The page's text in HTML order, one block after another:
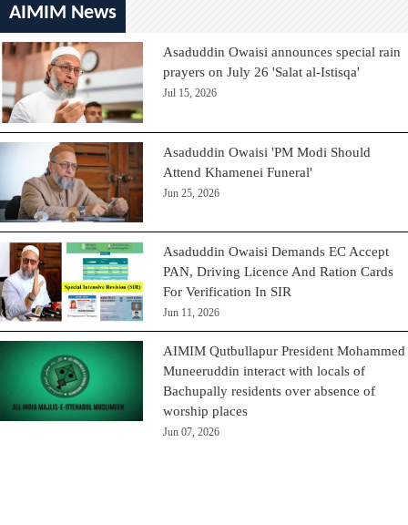
AIMIM News
Asaduddin Owaisi announces special rain
prayers on July 26 'Salat al-Istisqa'
Jul 15, 2026
Asaduddin Owaisi 'PM Modi Should
Attend Khamenei Funeral'
Jun 25, 2026
Asaduddin Owaisi Demands EC Accept
PAN, Driving Licence And Ration Cards
For Verification In SIR
Jun 11, 2026
AIMIM Qutbullapur President Mohammed
Muneeruddin interact with locals of
Bachupally residents over absence of
worship places
Jun 07, 2026